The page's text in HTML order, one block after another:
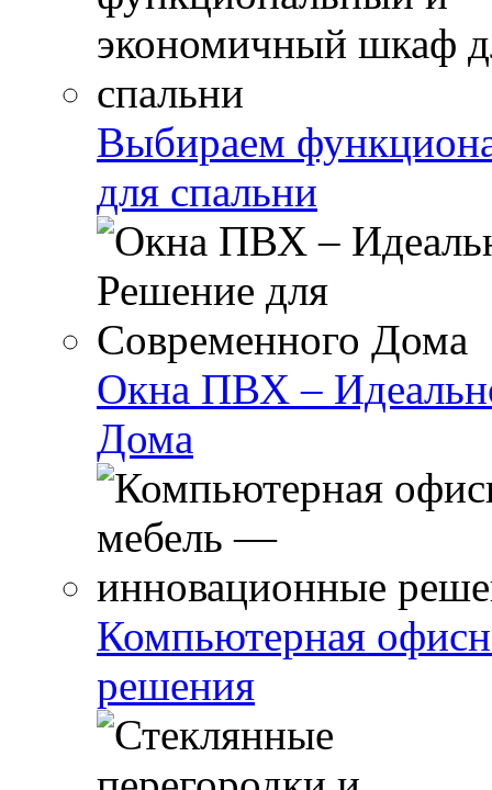
Выбираем
для спальни
Окна ПВХ –
Дома
Компьютерная
решения